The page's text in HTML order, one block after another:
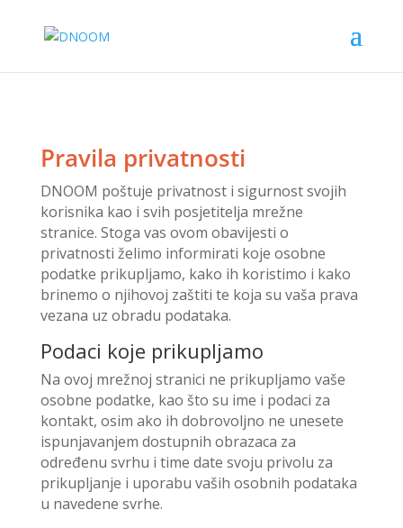
Pravila privatnosti
DNOOM poštuje privatnost i sigurnost svojih
korisnika kao i svih posjetitelja mrežne
stranice. Stoga vas ovom obavijesti o
privatnosti želimo informirati koje osobne
podatke prikupljamo, kako ih koristimo i kako
brinemo o njihovoj zaštiti te koja su vaša prava
vezana uz obradu podataka.
Podaci koje prikupljamo
Na ovoj mrežnoj stranici ne prikupljamo vaše
osobne podatke, kao što su ime i podaci za
kontakt, osim ako ih dobrovoljno ne unesete
ispunjavanjem dostupnih obrazaca za
određenu svrhu i time date svoju privolu za
prikupljanje i uporabu vaših osobnih podataka
u navedene svrhe.